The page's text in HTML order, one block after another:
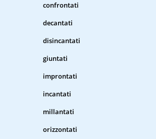
confrontati
decantati
disincantati
giuntati
improntati
incantati
millantati
orizzontati